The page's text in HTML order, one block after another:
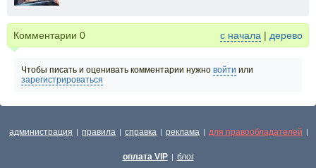
Комментарии 0 с начала | дерево
Чтобы писать и оценивать комментарии нужно войти или
зарегистрироваться
администрация | правила | справка | реклама | для правообладателей |
оплата VIP | блог